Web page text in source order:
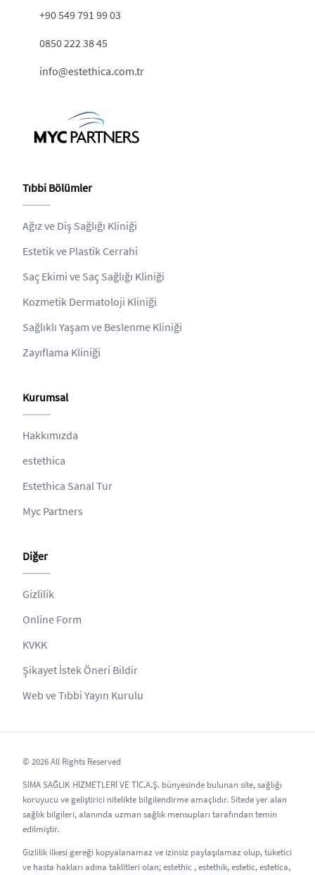
+90 549 791 99 03
0850 222 38 45
info@estethica.com.tr
Tıbbi Bölümler
Ağız ve Diş Sağlığı Kliniği
Estetik ve Plastik Cerrahi
Saç Ekimi ve Saç Sağlığı Kliniği
Kozmetik Dermatoloji Kliniği
Sağlıklı Yaşam ve Beslenme Kliniği
Zayıflama Kliniği
Kurumsal
Hakkımızda
estethica
Estethica Sanal Tur
Myc Partners
Diğer
Gizlilik
Online Form
KVKK
Şikayet İstek Öneri Bildir
Web ve Tıbbi Yayın Kurulu
© 2026 All Rights Reserved
SİMA SAĞLIK HİZMETLERİ VE TİC.A.Ş. bünyesinde bulunan site, sağlığı
koruyucu ve geliştirici nitelikte bilgilendirme amaçlıdır. Sitede yer alan
sağlık bilgileri, alanında uzman sağlık mensupları tarafından temin
edilmiştir.
Gizlilik ilkesi gereği kopyalanamaz ve izinsiz paylaşılamaz olup, tüketici
ve hasta hakları adına taklitleri olan; estethic , estethik, estetic, estetica,